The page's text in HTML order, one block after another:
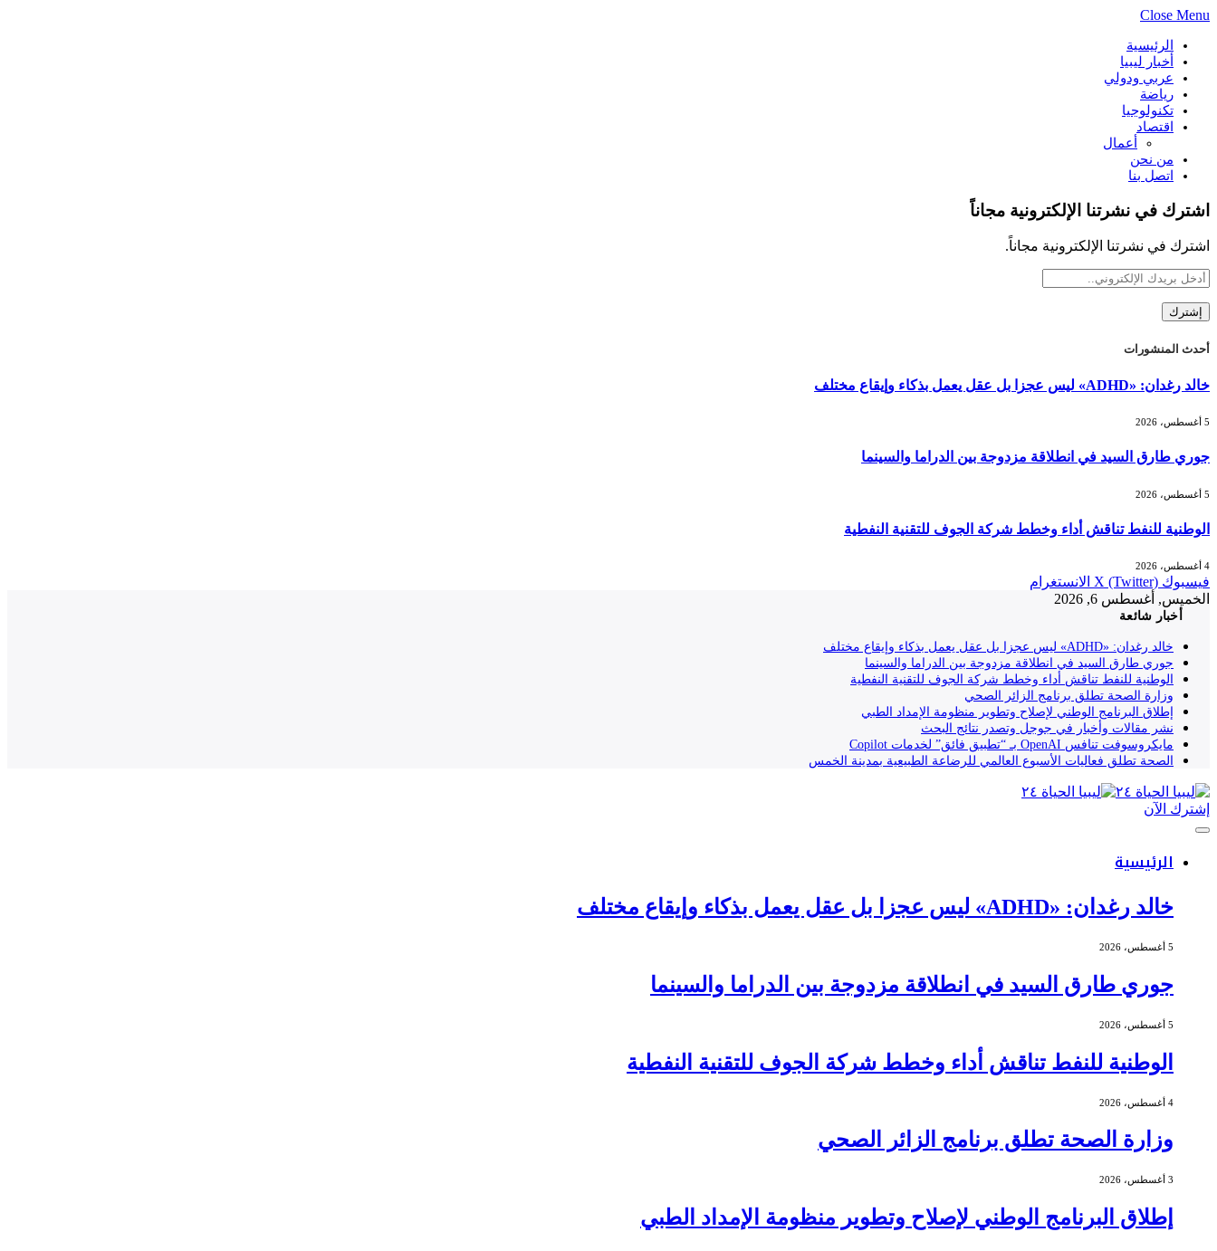
Close Menu
الرئيسية
أخبار ليبيا
عربي ودولي
رياضة
تكنولوجيا
اقتصاد
أعمال
من نحن
اتصل بنا
اشترك في نشرتنا الإلكترونية مجاناً
اشترك في نشرتنا الإلكترونية مجاناً.
أحدث المنشورات
خالد رغدان: «ADHD» ليس عجزا بل عقل يعمل بذكاء وإيقاع مختلف
5 أغسطس، 2026
جوري طارق السيد في انطلاقة مزدوجة بين الدراما والسينما
5 أغسطس، 2026
الوطنية للنفط تناقش أداء وخطط شركة الجوف للتقنية النفطية
4 أغسطس، 2026
فيسبوك X (Twitter) الانستغرام
الخميس, أغسطس 6, 2026
أخبار شائعة
خالد رغدان: «ADHD» ليس عجزا بل عقل يعمل بذكاء وإيقاع مختلف
جوري طارق السيد في انطلاقة مزدوجة بين الدراما والسينما
الوطنية للنفط تناقش أداء وخطط شركة الجوف للتقنية النفطية
وزارة الصحة تطلق برنامج الزائر الصحي
إطلاق البرنامج الوطني لإصلاح وتطوير منظومة الإمداد الطبي
نشر مقالات وأخبار في جوجل وتصدر نتائج البحث
مايكروسوفت تنافس OpenAI بـ “تطبيق فائق” لخدمات Copilot
الصحة تطلق فعاليات الأسبوع العالمي للرضاعة الطبيعية بمدينة الخمس
إشترك الآن
الرئيسية
خالد رغدان: «ADHD» ليس عجزا بل عقل يعمل بذكاء وإيقاع مختلف
5 أغسطس، 2026
جوري طارق السيد في انطلاقة مزدوجة بين الدراما والسينما
5 أغسطس، 2026
الوطنية للنفط تناقش أداء وخطط شركة الجوف للتقنية النفطية
4 أغسطس، 2026
وزارة الصحة تطلق برنامج الزائر الصحي
3 أغسطس، 2026
إطلاق البرنامج الوطني لإصلاح وتطوير منظومة الإمداد الطبي